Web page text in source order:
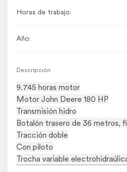
Horas de trabajo:
Año:
Descripción
9.745 horas motor
Motor John Deere 180 HP
Transmisión hidro
Botalón trasero de 36 metros,
Tracción doble
Con piloto
Trocha variable